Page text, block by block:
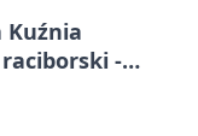
Kuźnia
-